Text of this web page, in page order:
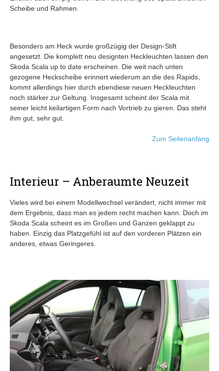
Scheibe und Rahmen.
Besonders am Heck wurde großzügig der Design-Stift
angesetzt. Die komplett neu designten Heckleuchten lassen den
Skoda Scala up to date erscheinen. Die weit nach unten
gezogene Heckscheibe erinnert wiederum an die des Rapids,
kommt allerdings hier durch ebendiese neuen Heckleuchten
noch stärker zur Geltung. Insgesamt scheint der Scala mit
seiner leicht keilartigen Form nach Vortrieb zu gieren. Das steht
ihm gut, sehr gut.
Zum Seitenanfang
Interieur – Anberaumte Neuzeit
Vieles wird bei einem Modellwechsel verändert, nicht immer mit
dem Ergebnis, dass man es jedem recht machen kann. Doch im
Skoda Scala scheint es im Großen und Ganzen geklappt zu
haben. Einzig das Platzgefühl ist auf den vorderen Plätzen ein
anderes, etwas Geringeres.